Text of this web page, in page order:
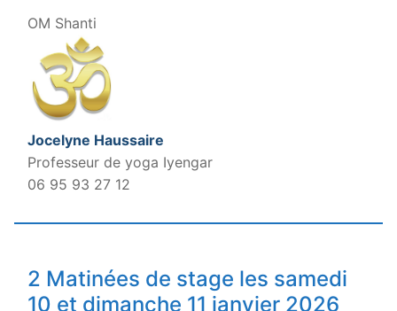
OM Shanti
Jocelyne Haussaire
Professeur de yoga Iyengar
06 95 93 27 12
2 Matinées de stage les samedi
10 et dimanche 11 janvier 2026